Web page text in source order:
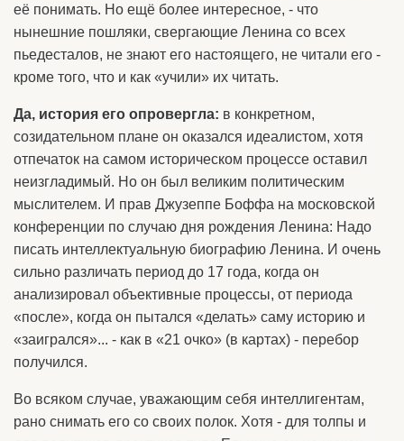
её понимать. Но ещё более интересное, - что
нынешние пошляки, свергающие Ленина со всех
пьедесталов, не знают его настоящего, не читали его -
кроме того, что и как «учили» их читать.
Да, история его опровергла: в конкретном,
созидательном плане он оказался идеалистом, хотя
отпечаток на самом историческом процессе оставил
неизгладимый. Но он был великим политическим
мыслителем. И прав Джузеппе Боффа на московской
конференции по случаю дня рождения Ленина: Надо
писать интеллектуальную биографию Ленина. И очень
сильно различать период до 17 года, когда он
анализировал объективные процессы, от периода
«после», когда он пытался «делать» саму историю и
«заигрался»... - как в «21 очко» (в картах) - перебор
получился.
Во всяком случае, уважающим себя интеллигентам,
рано снимать его со своих полок. Хотя - для толпы и